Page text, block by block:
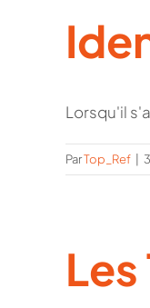
Lorsqu'il
ParTop_Ref